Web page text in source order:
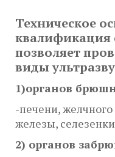
Техническое
квалификация
позволяет
виды
1)органов
-печени,
железы,
2) органов